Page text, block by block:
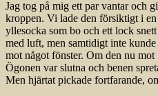
Jag tog på mig ett par vantar och
kroppen. Vi lade den försiktigt i
yllesocka som bo och ett lock
med luft, men samtidigt inte
mot något fönster. Om den nu
Ögonen var slutna och benen
Men hjärtat pickade fortfarande,